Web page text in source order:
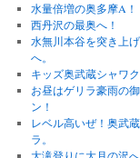
水量倍増の奥多摩A！
西丹沢の最奥へ！
水無川本谷を突き上
へ。
キッズ奥武蔵シャワク
お昼はゲリラ豪雨の
ン！
レベル高いぜ！奥武
ラ。